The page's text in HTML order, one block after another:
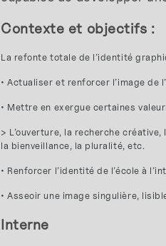
Contexte et objectifs :
La refonte totale de l’identité
• Actualiser et renforcer l’image de
• Mettre en exergue certaines
> L’ouverture, la recherche
la bienveillance, la pluralité, etc.
• Renforcer l’identité de l’école à
• Asseoir une image singulière,
Interne